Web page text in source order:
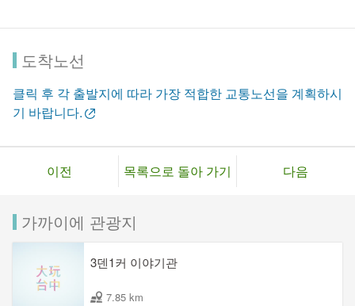
도착노선
클릭 후 각 출발지에 따라 가장 적합한 교통노선을 계획하시
기 바랍니다.
이전 목록으로 돌아 가기 다음
가까이에 관광지
3덴1커 이야기관
7.85 km